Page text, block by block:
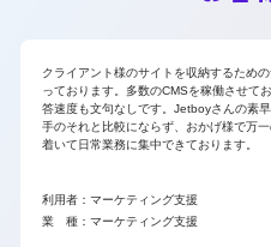
クライアント様のサイトを収納するため
っております。多数のCMSを稼働させて
答速度も文句なしです。Jetboyさんの素
手のそれと比較にならず、おかげ様で万
着いて日常業務に集中できております。
利用者：マーケティング支援
業 種：マーケティング支援